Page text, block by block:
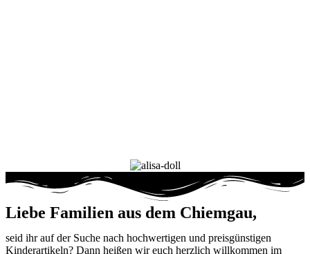
Liebe Familien aus dem Chiemgau,
seid ihr auf der Suche nach hochwertigen und preisgünstigen
Kinderartikeln? Dann heißen wir euch herzlich willkommen im